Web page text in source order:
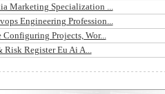
Marketing Specialization ...
Engineering Profession...
Configuring Projects, Wor...
Register Eu Ai A...